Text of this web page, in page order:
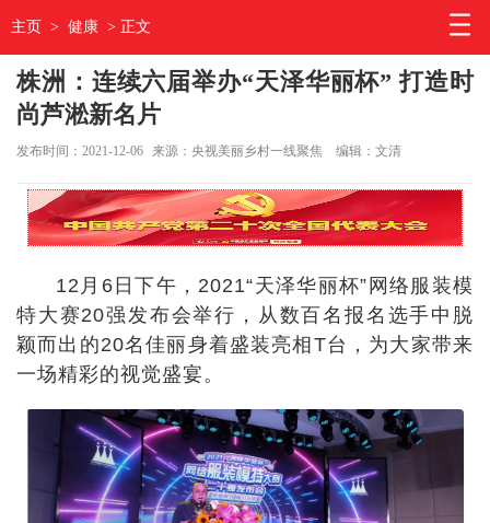
主页 > 健康 > 正文
株洲：连续六届举办“天泽华丽杯” 打造时
尚芦淞新名片
发布时间：2021-12-06 来源：央视美丽乡村一线聚焦 编辑：文清
12月6日下午，2021“天泽华丽杯”网络服装模
特大赛20强发布会举行，从数百名报名选手中脱
颖而出的20名佳丽身着盛装亮相T台，为大家带来
一场精彩的视觉盛宴。